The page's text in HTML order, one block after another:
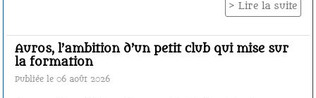
Lire la suite
Auros, l’ambition d’un petit club qui mise sur
la formation
Publiée le 06 août 2026